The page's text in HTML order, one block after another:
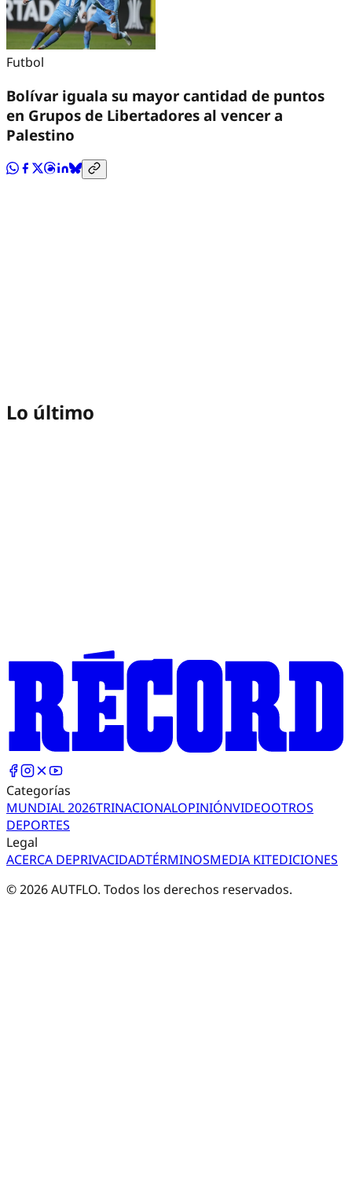
Futbol
Bolívar iguala su mayor cantidad de puntos
en Grupos de Libertadores al vencer a
Palestino
Lo último
Categorías
MUNDIAL 2026TRINACIONALOPINIÓNVIDEOOTROS
DEPORTES
Legal
ACERCA DEPRIVACIDADTÉRMINOSMEDIA KITEDICIONES
©2026AUTFLO. Todos los derechos reservados.